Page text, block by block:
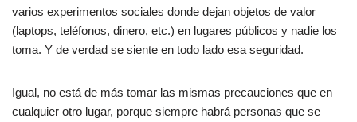
varios experimentos sociales donde dejan objetos de valor
(laptops, teléfonos, dinero, etc.) en lugares públicos y nadie los
toma. Y de verdad se siente en todo lado esa seguridad.
Igual, no está de más tomar las mismas precauciones que en
cualquier otro lugar, porque siempre habrá personas que se